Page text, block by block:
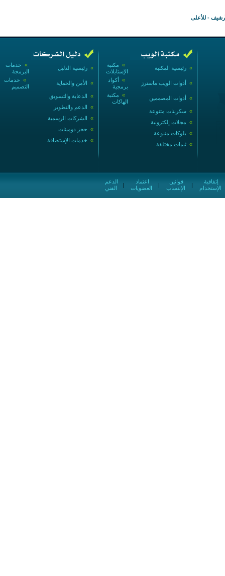
- للأعلى
» خدمات
البرمجة
» رئيسية الدليل
» خدمات
التصميم
» الأمن والحماية
» الدعاية والتسويق
» الدعم والتطوير
» الشركات الرسمية
» حجز دومينات
» خدمات الإستضافة
» مكتبة
الإستايلات
» رئيسية المكتبة
» أكواد
برمجية
» أدوات الويب ماسترز
» مكتبة
الهاكات
» أدوات المصممين
» سكربتات متنوعة
» مجلات إلكترونية
» بلوكات متنوعة
» ثيمات مختلفة
الفني
|
العضويات
|
الإنتساب
|
الإستخدام